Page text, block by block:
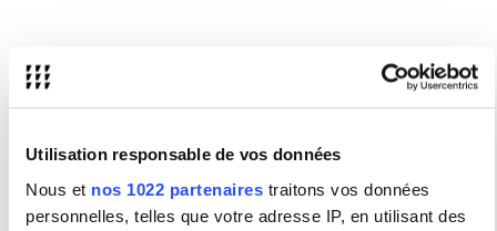
Utilisation responsable de vos données
Nous et nos 1022 partenaires traitons vos données
personnelles, telles que votre adresse IP, en utilisant des
Type :
17, rue de la Sorbonne 75005 Paris
Le 17 juin à la Bibliothèque Polonaise de Paris,
auditorium
6, Quais d'Orléans 75004 Paris